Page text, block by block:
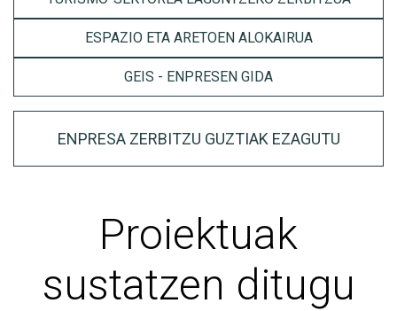
ESPAZIO ETA ARETOEN ALOKAIRUA
GEIS - ENPRESEN GIDA
ENPRESA ZERBITZU GUZTIAK EZAGUTU
Proiektuak
sustatzen ditugu